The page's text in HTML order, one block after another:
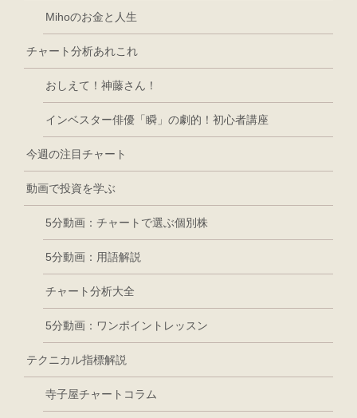
Mihoのお金と人生
チャート分析あれこれ
おしえて！神藤さん！
インベスター俳優「瞬」の劇的！初心者講座
今週の注目チャート
動画で投資を学ぶ
5分動画：チャートで選ぶ個別株
5分動画：用語解説
チャート分析大全
5分動画：ワンポイントレッスン
テクニカル指標解説
寺子屋チャートコラム